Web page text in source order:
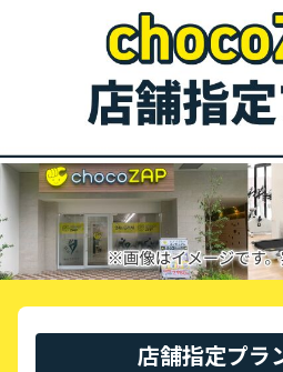
店舗指定プラ